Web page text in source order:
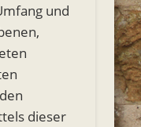
und
dieser